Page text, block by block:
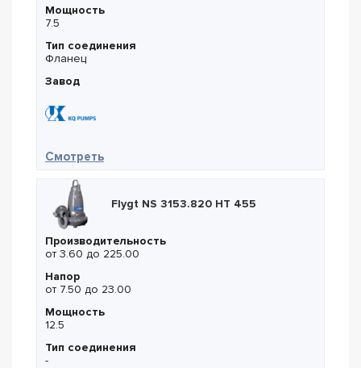
Мощность
7.5
Тип соединения
Фланец
Завод
Смотреть— KQ Pumps KQDP 40-8-153
Flygt NS 3153.820 HT 455
Производительность
от 3.60 до 225.00
Напор
от 7.50 до 23.00
Мощность
12.5
Тип соединения
-